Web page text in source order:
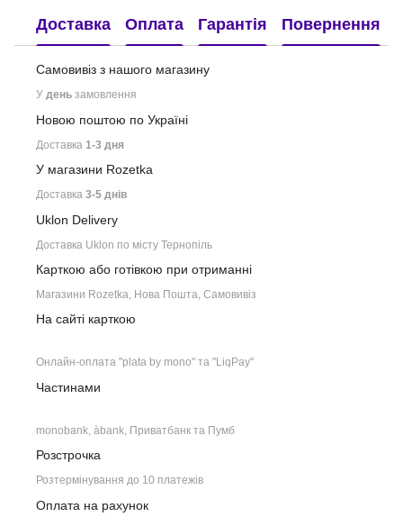
Доставка Оплата Гарантія Повернення
Самовивіз з нашого магазину
У день замовлення
Новою поштою по Україні
Доставка 1-3 дня
У магазини Rozetka
Доставка 3-5 днів
Uklon Delivery
Доставка Uklon по місту Тернопіль
Карткою або готівкою при отриманні
Магазини Rozetka, Нова Пошта, Самовивіз
На сайті карткою
Онлайн-оплата "plata by mono" та "LiqPay"
Частинами
monobank, àbank, Приватбанк та Пумб
Розстрочка
Розтермінування до 10 платежів
Оплата на рахунок